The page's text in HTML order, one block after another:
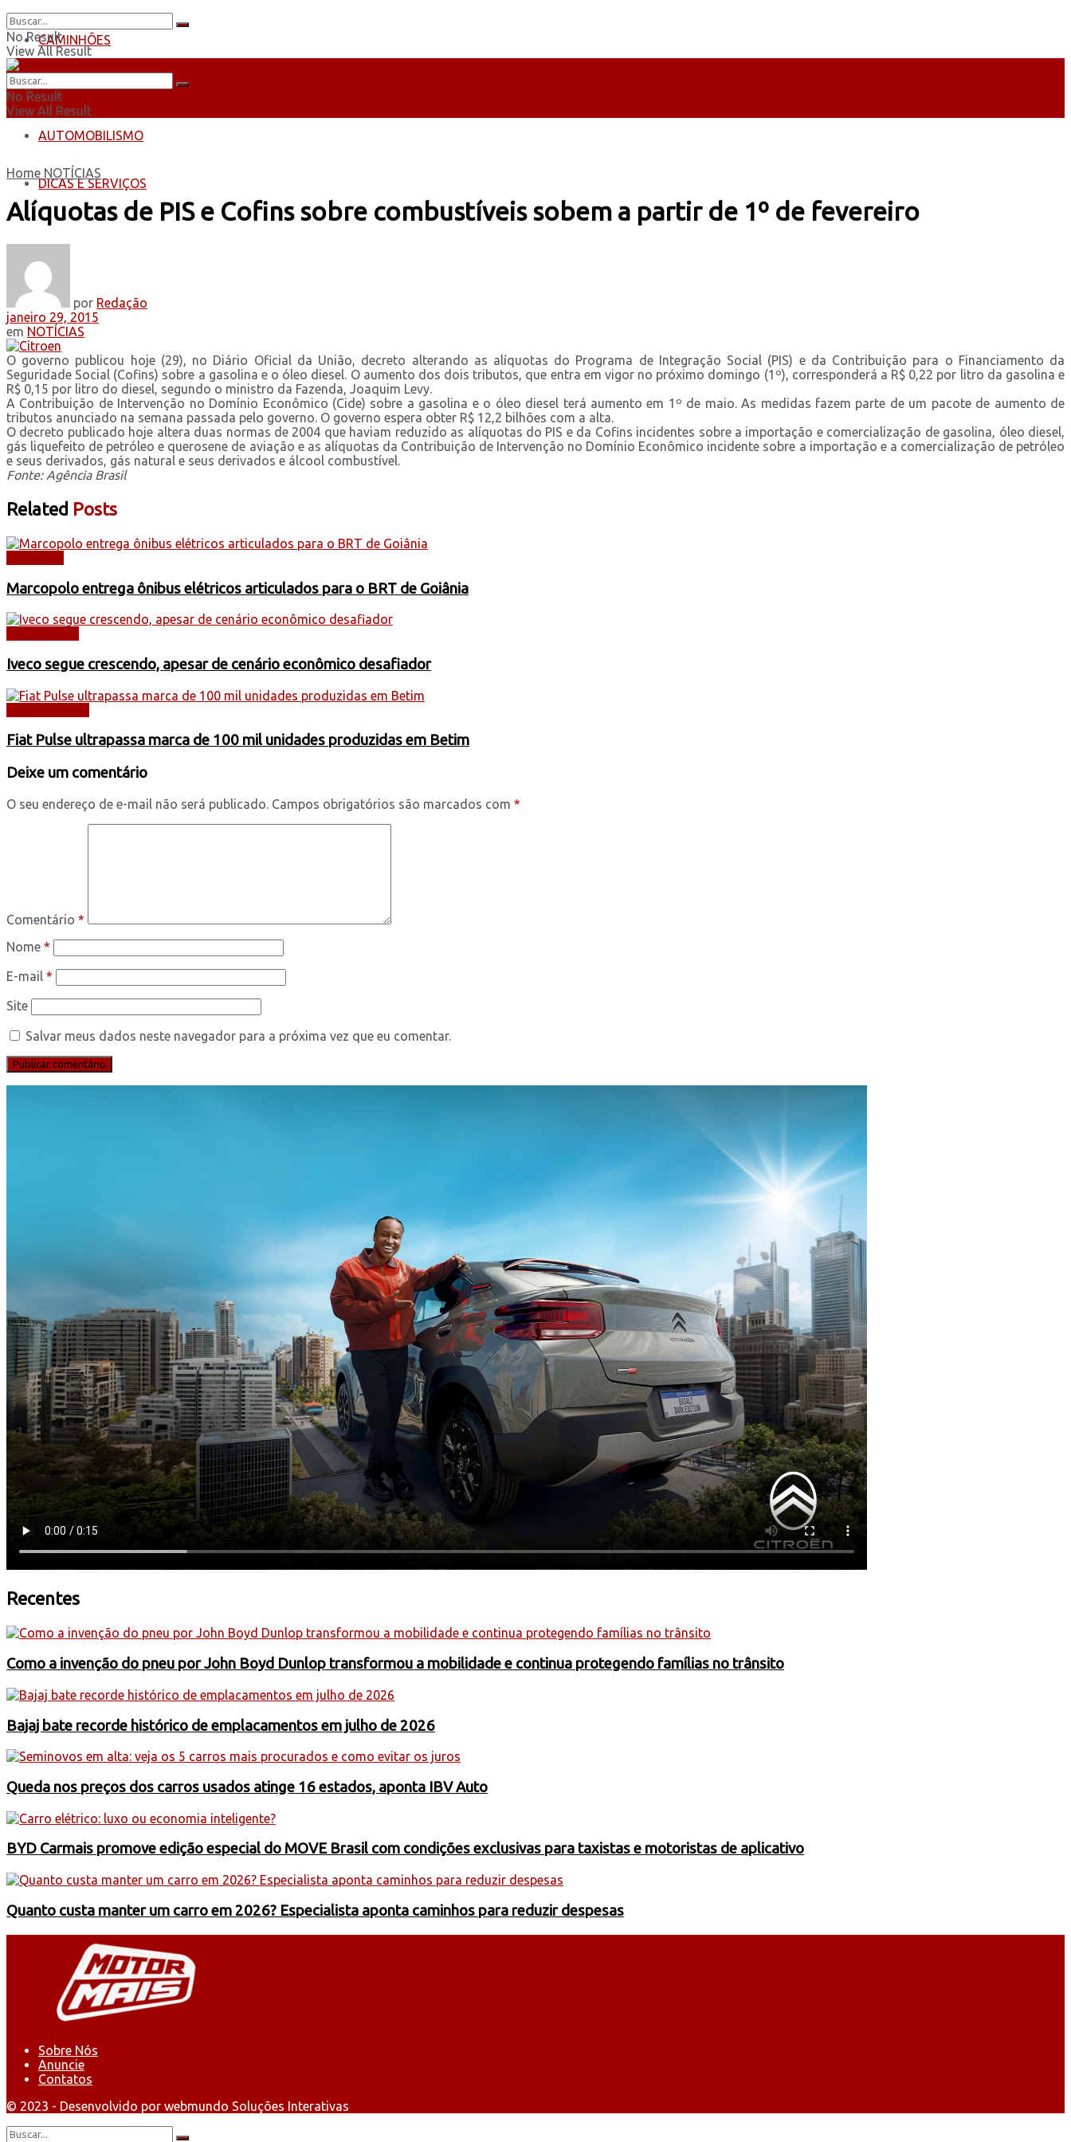
CAMINHÕES
ÔNIBUS
AUTOMOBILISMO
DICAS E SERVIÇOS
No Result
View All Result
No Result
View All Result
Home NOTÍCIAS
Alíquotas de PIS e Cofins sobre combustíveis sobem a partir de 1º de fevereiro
por Redação
janeiro 29, 2015
em NOTÍCIAS
O governo publicou hoje (29), no Diário Oficial da União, decreto alterando as alíquotas do Programa de Integração Social (PIS) e da Contribuição para o Financiamento da
Seguridade Social (Cofins) sobre a gasolina e o óleo diesel. O aumento dos dois tributos, que entra em vigor no próximo domingo (1º), corresponderá a R$ 0,22 por litro da gasolina e
R$ 0,15 por litro do diesel, segundo o ministro da Fazenda, Joaquim Levy.
A Contribuição de Intervenção no Domínio Econômico (Cide) sobre a gasolina e o óleo diesel terá aumento em 1º de maio. As medidas fazem parte de um pacote de aumento de
tributos anunciado na semana passada pelo governo. O governo espera obter R$ 12,2 bilhões com a alta.
O decreto publicado hoje altera duas normas de 2004 que haviam reduzido as alíquotas do PIS e da Cofins incidentes sobre a importação e comercialização de gasolina, óleo diesel,
gás liquefeito de petróleo e querosene de aviação e as alíquotas da Contribuição de Intervenção no Domínio Econômico incidente sobre a importação e a comercialização de petróleo
e seus derivados, gás natural e seus derivados e álcool combustível.
Fonte: Agência Brasil
Related Posts
Marcopolo entrega ônibus elétricos articulados para o BRT de Goiânia
Iveco segue crescendo, apesar de cenário econômico desafiador
Fiat Pulse ultrapassa marca de 100 mil unidades produzidas em Betim
Deixe um comentário
O seu endereço de e-mail não será publicado. Campos obrigatórios são marcados com *
Comentário *
Nome *
E-mail *
Site
Salvar meus dados neste navegador para a próxima vez que eu comentar.
Recentes
Como a invenção do pneu por John Boyd Dunlop transformou a mobilidade e continua protegendo famílias no trânsito
Bajaj bate recorde histórico de emplacamentos em julho de 2026
Queda nos preços dos carros usados atinge 16 estados, aponta IBV Auto
BYD Carmais promove edição especial do MOVE Brasil com condições exclusivas para taxistas e motoristas de aplicativo
Quanto custa manter um carro em 2026? Especialista aponta caminhos para reduzir despesas
Sobre Nós
Anuncie
Contatos
© 2023 - Desenvolvido por webmundo Soluções Interativas